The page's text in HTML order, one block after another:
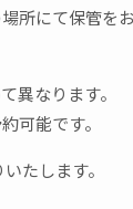
所にて保管をお
異なります。
可能です。
たします。